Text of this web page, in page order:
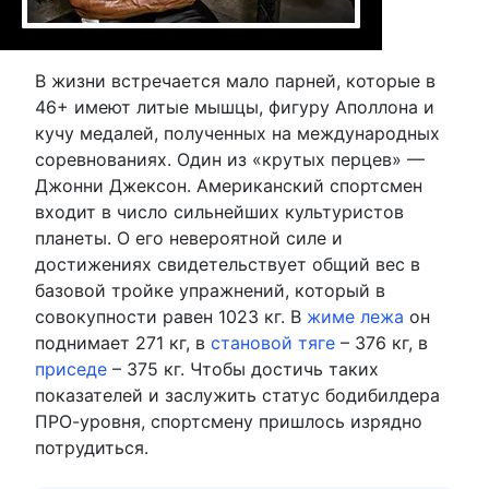
В жизни встречается мало парней, которые в
46+ имеют литые мышцы, фигуру Аполлона и
кучу медалей, полученных на международных
соревнованиях. Один из «крутых перцев» —
Джонни Джексон. Американский спортсмен
входит в число сильнейших культуристов
планеты. О его невероятной силе и
достижениях свидетельствует общий вес в
базовой тройке упражнений, который в
совокупности равен 1023 кг. В жиме лежа он
поднимает 271 кг, в становой тяге – 376 кг, в
приседе – 375 кг. Чтобы достичь таких
показателей и заслужить статус бодибилдера
ПРО-уровня, спортсмену пришлось изрядно
потрудиться.